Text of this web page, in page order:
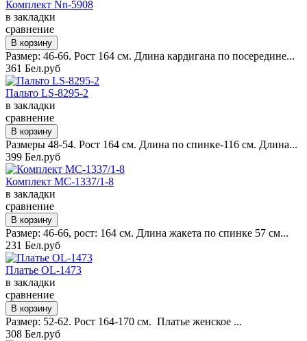
Комплект Nn-5908
в закладки
сравнение
Размер: 46-66. Рост 164 см. Длина кардигана по посередине...
361 Бел.руб
Пальто LS-8295-2
в закладки
сравнение
Размеры 48-54. Рост 164 см. Длина по спинке-116 см. Длина...
399 Бел.руб
Комплект MC-1337/1-8
в закладки
сравнение
Размер: 46-66, рост: 164 см. Длина жакета по спинке 57 см...
231 Бел.руб
Платье OL-1473
в закладки
сравнение
Размер: 52-62. Рост 164-170 см. Платье женское ...
308 Бел.руб